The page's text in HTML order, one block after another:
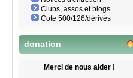
Clubs, assos et blogs
Cote 500/126/dérivés
donation
Merci de nous aider !